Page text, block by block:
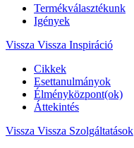
Termékválasztékunk
Igények
Vissza Vissza Inspiráció
Cikkek
Esettanulmányok
Élményközpont(ok)
Áttekintés
Vissza Vissza Szolgáltatások